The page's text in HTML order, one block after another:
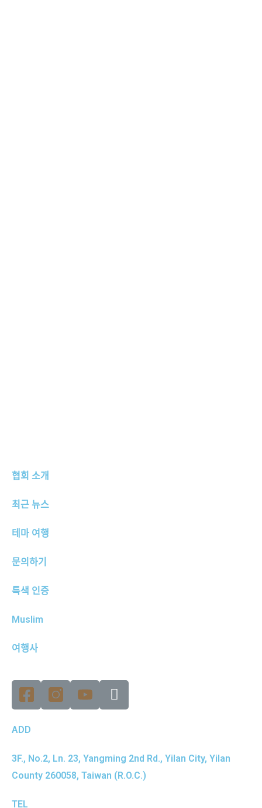
협회 소개
최근 뉴스
테마 여행
문의하기
특색 인증
Muslim
여행사
ADD
3F., No.2, Ln. 23, Yangming 2nd Rd., Yilan City, Yilan
County 260058, Taiwan (R.O.C.)
TEL